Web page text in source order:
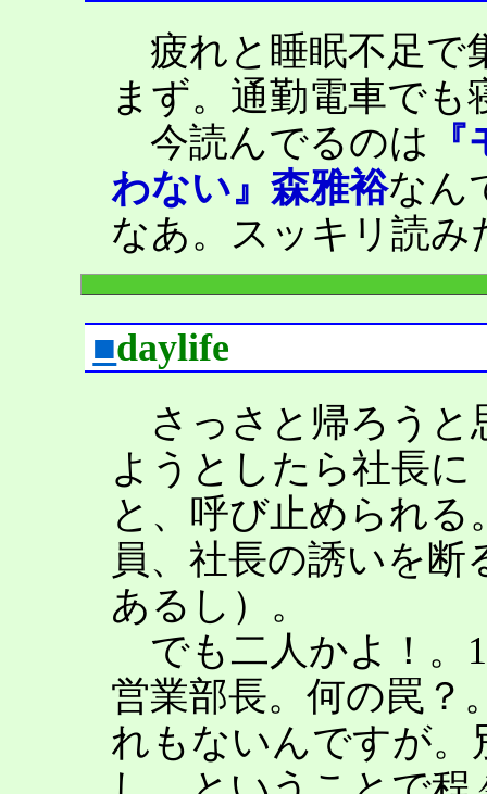
疲れと睡眠不足で
まず。通勤電車で
今読んでるのは
わない』森雅裕なん
なあ。スッキリ読み
■daylife
さっさと帰ろうと
ようとしたら社長
と、呼び止められ
員、社長の誘いを
あるし）。
でも二人かよ！。
営業部長。何の罠？
れもないんですが